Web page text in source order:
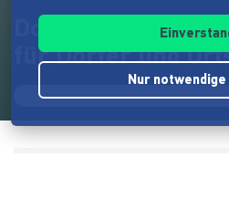
Dorfleben – Die
für Dörfer und
Nur